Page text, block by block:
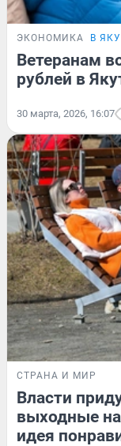
ЭКОНОМИКА В
Ветеранам
рублей в
30 марта, 2026, 16:07
СТРАНА И МИР
Власти
выходные
идея